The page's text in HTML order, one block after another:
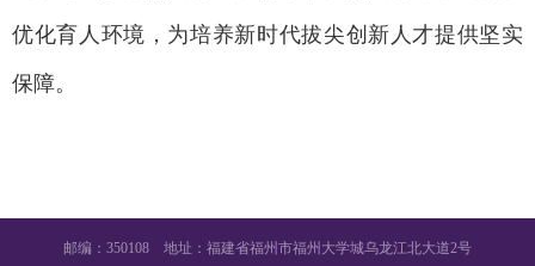
优化育人环境，为培养新时代拔尖创新人才提供坚实
保障。
邮编：350108 地址：福建省福州市福州大学城乌龙江北大道2号